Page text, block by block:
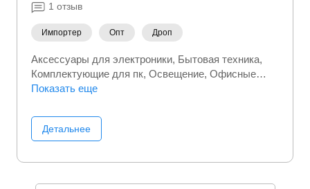
1 отзыв
Импортер Опт Дроп
Аксессуары для электроники Бытовая техника
Комплектующие для пк Освещение Офисные
канцтовары Портативная электроника
Показать еще
Детальнее